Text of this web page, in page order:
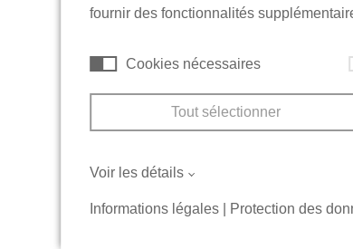
fournir des fonctionnalités
Cookies nécessaires
Tout sélectionner
Voir les détails
Informations légales Protection des